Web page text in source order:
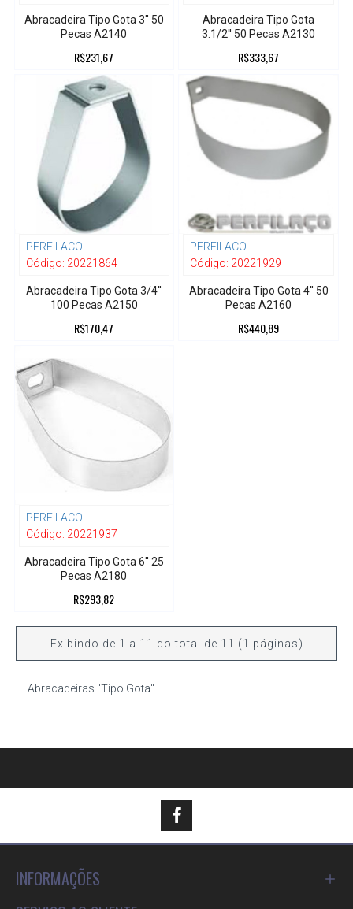
Abracadeiras "Tipo Gota"
Abracadeira Tipo Gota 3'' 50
Pecas A2140
R$231,67
Abracadeira Tipo Gota
3.1/2'' 50 Pecas A2130
R$333,67
PERFILACO
Código: 20221864
Abracadeira Tipo Gota 3/4''
100 Pecas A2150
R$170,47
PERFILACO
Código: 20221929
Abracadeira Tipo Gota 4'' 50
Pecas A2160
R$440,89
PERFILACO
Código: 20221937
Abracadeira Tipo Gota 6'' 25
Pecas A2180
R$293,82
Exibindo de 1 a 11 do total de 11 (1 páginas)
INFORMAÇÕES